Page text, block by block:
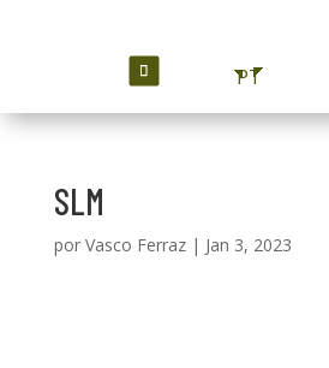
PT
SLM
por Vasco Ferraz| Jan 3, 2023